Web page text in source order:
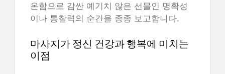
온함으로 감싼 예기치 않은 선물인 명확성
이나 통찰력의 순간을 종종 보고합니다.
마사지가 정신 건강과 행복에 미치는
이점